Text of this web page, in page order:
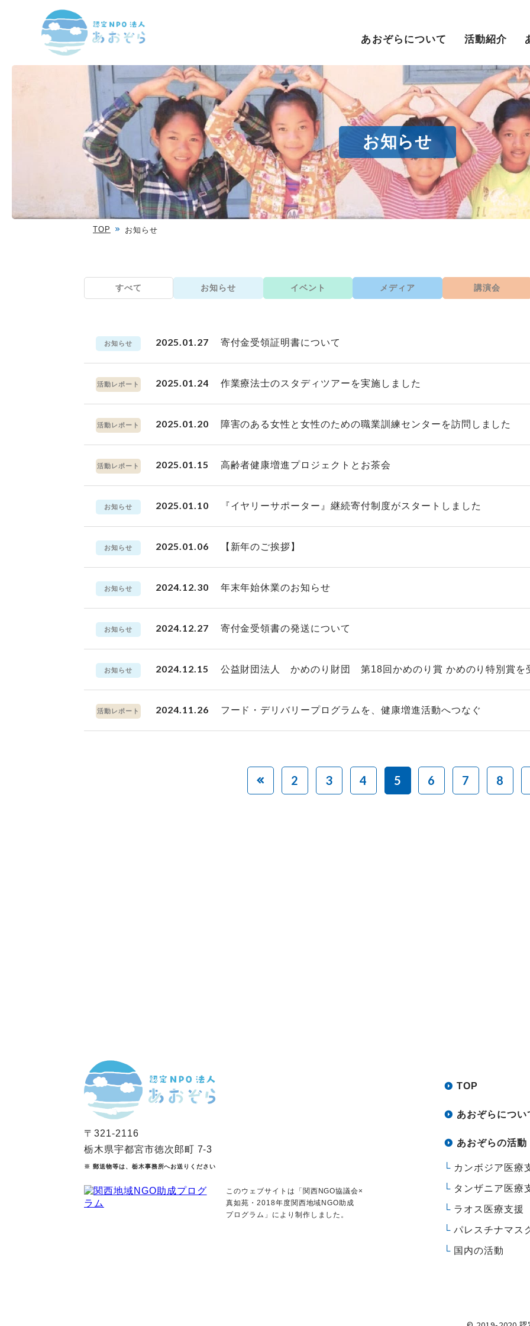
あおぞらについて 活動紹介
お知らせ
TOP お知らせ
すべて お知らせ イベント メディア 講演会
お知らせ 2025.01.27 寄付金受領証明書について
活動レポート 2025.01.24 作業療法士のスタディツアーを実施しました
活動レポート 2025.01.20 障害のある女性と女性のための職業訓練センターを訪問しました
活動レポート 2025.01.15 高齢者健康増進プロジェクトとお茶会
お知らせ 2025.01.10 『イヤリーサポーター』継続寄付制度がスタートしました
お知らせ 2025.01.06 【新年のご挨拶】
お知らせ 2024.12.30 年末年始休業のお知らせ
お知らせ 2024.12.27 寄付金受領書の発送について
お知らせ 2024.12.15 公益財団法人 かめのり財団 第18回かめのり賞 かめのり特別賞を
活動レポート 2024.11.26 フード・デリバリープログラムを、健康増進活動へつなぐ
2 3 4 5 6 7 8
〒321-2116
栃木県宇都宮市徳次郎町 7-3
※ 郵送物等は、栃木事務所へお送りください
このウェブサイトは
「関西NGO協議会×
真如苑・2018年度関西地域NGO助成
プログラム」により制作しました。
TOP
あおぞらについ
あおぞらの活動
カンボジア医療
タンザニア医療
ラオス医療支援
パレスチナマス
国内の活動